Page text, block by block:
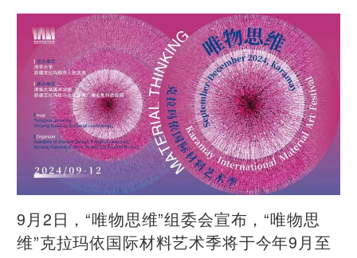
9月2日，“唯物思维”组委会宣布，“唯物思
维”克拉玛依国际材料艺术季将于今年9月至